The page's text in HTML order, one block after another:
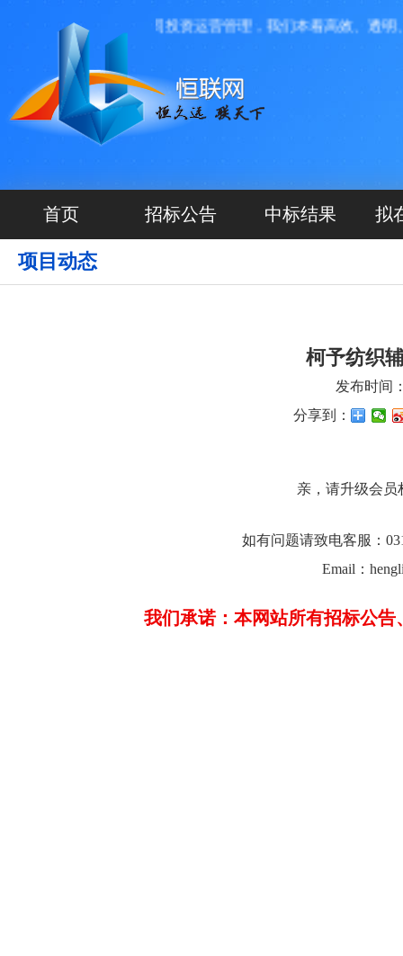
网络科技有限公司投资运营管理，我们本着高效、透明、
首页 招标公告 中标结果 拟
项目动态
柯予纺织
发布时间
分享到：
亲，请升级会员
如有问题请致电客服：
Email：
我们承诺：本网站所有招标公